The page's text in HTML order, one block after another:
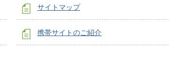
サイトマップ
携帯サイトのご紹介